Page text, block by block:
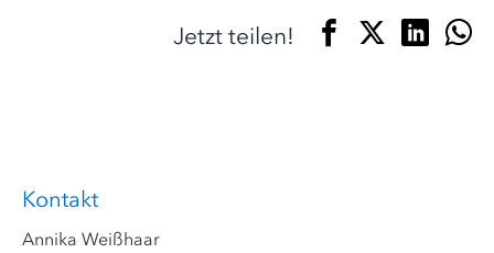
Jetzt teilen!
Kontakt
Annika Weißhaar